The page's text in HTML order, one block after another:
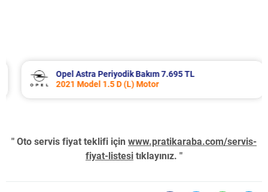
Opel Astra Periyodik Bakım 7.695 TL
2021 Model 1.5 D (L) Motor
" Oto servis fiyat teklifi için www.pratikaraba.com/servis-
fiyat-listesi tıklayınız. "